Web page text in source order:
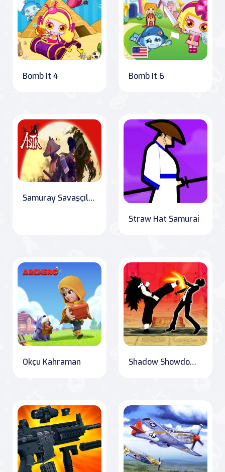
Bomb It 4 Bomb It 6
Samuray Savaşçıları: Gölgelerin Hükümdarlığı
Straw Hat Samurai
Okçu Kahraman Shadow Showdown: Champion Clash